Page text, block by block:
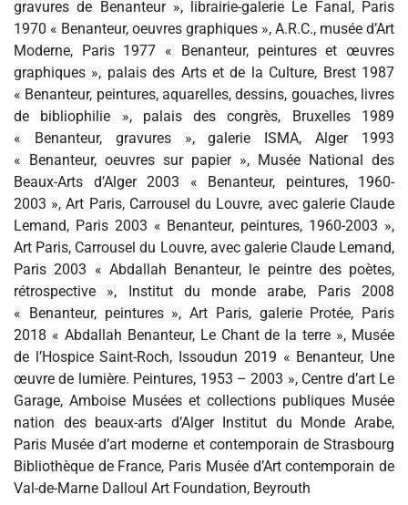
gravures de Benanteur », librairie-galerie Le Fanal, Paris
1970 « Benanteur, oeuvres graphiques », A.R.C., musée d’Art
Moderne, Paris 1977 « Benanteur, peintures et œuvres
graphiques », palais des Arts et de la Culture, Brest 1987
« Benanteur, peintures, aquarelles, dessins, gouaches, livres
de bibliophilie », palais des congrès, Bruxelles 1989
« Benanteur, gravures », galerie ISMA, Alger 1993
« Benanteur, oeuvres sur papier », Musée National des
Beaux-Arts d’Alger 2003 « Benanteur, peintures, 1960-
2003 », Art Paris, Carrousel du Louvre, avec galerie Claude
Lemand, Paris 2003 « Benanteur, peintures, 1960-2003 »,
Art Paris, Carrousel du Louvre, avec galerie Claude Lemand,
Paris 2003 « Abdallah Benanteur, le peintre des poètes,
rétrospective », Institut du monde arabe, Paris 2008
« Benanteur, peintures », Art Paris, galerie Protée, Paris
2018 « Abdallah Benanteur, Le Chant de la terre », Musée
de l’Hospice Saint-Roch, Issoudun 2019 « Benanteur, Une
œuvre de lumière. Peintures, 1953 – 2003 », Centre d’art Le
Garage, Amboise Musées et collections publiques Musée
nation des beaux-arts d’Alger Institut du Monde Arabe,
Paris Musée d’art moderne et contemporain de Strasbourg
Bibliothèque de France, Paris Musée d’Art contemporain de
Val-de-Marne Dalloul Art Foundation, Beyrouth